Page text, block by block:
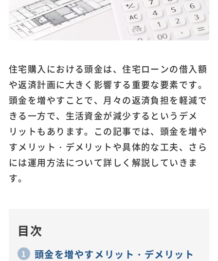
住宅購入における頭金は、住宅ローンの借入額
や返済計画に大きく影響する重要な要素です。
頭金を増やすことで、月々の返済負担を軽減で
きる一方で、生活資金が減少するというデメ
リットもあります。この記事では、頭金を増や
すメリット・デメリットや具体的な工夫、さら
には運用方法について詳しく解説していきま
す。
目次
頭金を増やすメリット・デメリット